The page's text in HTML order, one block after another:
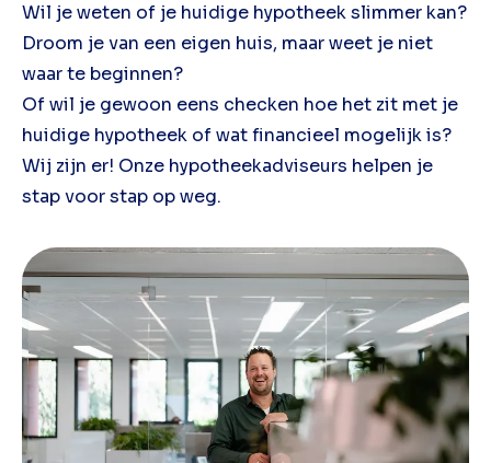
Wil je weten of je huidige hypotheek slimmer kan?
Droom je van een eigen huis, maar weet je niet
waar te beginnen?
Of wil je gewoon eens checken hoe het zit met je
huidige hypotheek of wat financieel mogelijk is?
Wij zijn er! Onze hypotheekadviseurs helpen je
stap voor stap op weg.